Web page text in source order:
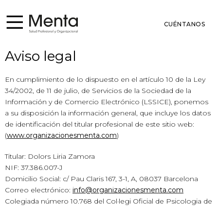
CUÉNTANOS
Aviso legal
En cumplimiento de lo dispuesto en el artículo 10 de la Ley
34/2002, de 11 de julio, de Servicios de la Sociedad de la
Información y de Comercio Electrónico (LSSICE), ponemos
a su disposición la información general, que incluye los datos
de identificación del titular profesional de este sitio web:
(www.organizacionesmenta.com)
Titular: Dolors Liria Zamora
NIF: 37.386.007-J
Domicilio Social: c/ Pau Claris 167, 3-1, A, 08037 Barcelona
Correo electrónico: info@organizacionesmenta.com
Colegiada número 10.768 del Col·legi Oficial de Psicologia de